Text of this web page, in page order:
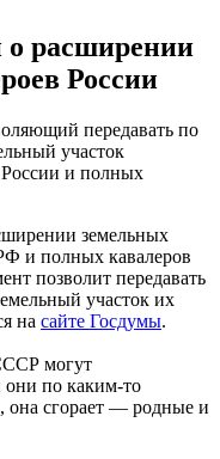
о расширении
России
передавать по
участок
и полных
земельных
и полных кавалеров
позволит передавать
участок их
на сайте Госдумы.
могут
они по каким‑то
она сгорает — родные и